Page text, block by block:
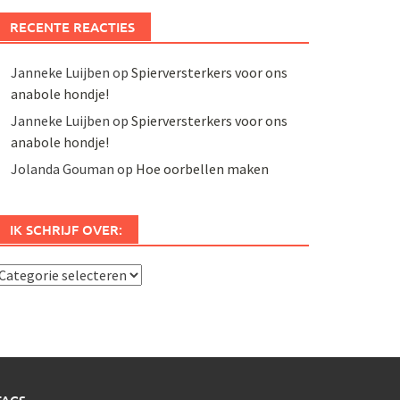
RECENTE REACTIES
Janneke Luijben op Spierversterkers voor ons
anabole hondje!
Janneke Luijben op Spierversterkers voor ons
anabole hondje!
Jolanda Gouman op Hoe oorbellen maken
IK SCHRIJF OVER: